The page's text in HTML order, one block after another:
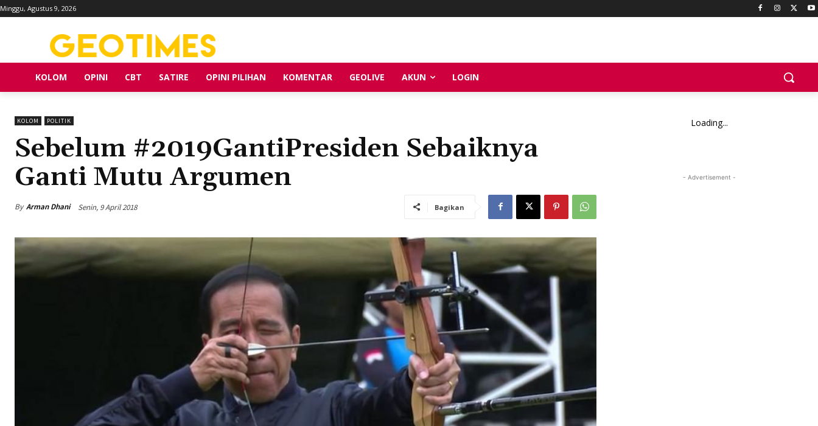
Minggu, Agustus 9, 2026
KOLOM OPINI CBT SATIRE OPINI PILIHAN KOMENTAR GEOLIVE AKUN LOGIN
KOLOM POLITIK
Sebelum #2019GantiPresiden Sebaiknya
Ganti Mutu Argumen
By Arman Dhani Senin, 9 April 2018 Bagikan
Loading...
- Advertisement -